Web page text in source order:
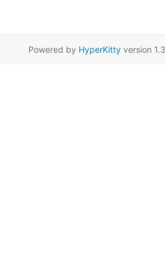
Powered by HyperKittyversion